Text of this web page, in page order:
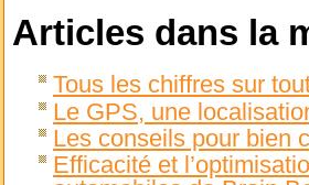
Articles dans la
Tous les chiffres sur
Le GPS, une
Les conseils pour bien
Efficacité et